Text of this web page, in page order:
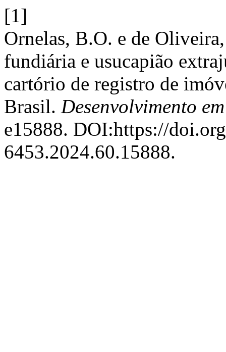
[1]
Ornelas, B.O. e de
fundiária e usucapião
cartório de registro de
Brasil. Desenvolvimento
e15888. DOI:https://
6453.2024.60.15888.